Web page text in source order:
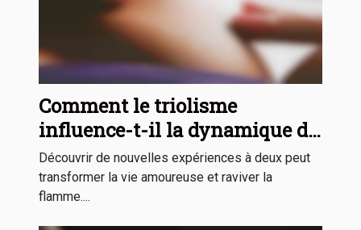
Comment le triolisme
influence-t-il la dynamique de
couple ?
Découvrir de nouvelles expériences à deux peut
transformer la vie amoureuse et raviver la
flamme....